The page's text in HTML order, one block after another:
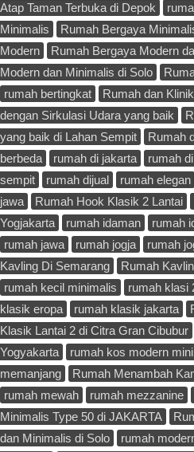
Atap Taman Terbuka di Depok
Minimalis
Rumah Bergaya
Modern
Rumah Bergaya Modern
Modern dan Minimalis di Solo
rumah bertingkat
Rumah dan
dengan Sirkulasi Udara yang baik
yang baik di Lahan Sempit
Rumah
berbeda
rumah di jakarta rumah
sempit
rumah dijual rumah elegan
jawa
Rumah Hook Klasik 2 Lantai
Yogjakarta
rumah idaman rumah
rumah jawa
rumah jogja rumah
Kavling Di Semarang
Rumah
rumah kecil minimalis
rumah klasi
klasik eropa
rumah klasik jakarta
Klasik Lantai 2 di Citra Gran Cibubur
Yogyakarta
rumah kos modern
memanjang
Rumah Menambah
rumah mewah
rumah mezzanine
Minimalis Type 50 di JAKARTA
dan Minimalis di Solo
rumah